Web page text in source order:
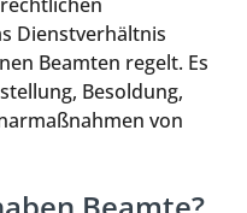
Dienstverhältnis
Beamten regelt. Es
Besoldung,
von